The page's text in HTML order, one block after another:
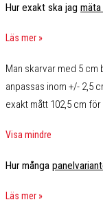
Hur exakt ska jag
Läs mer »
Man skarvar med 5 cm
anpassas inom +/- 2,5
exakt mått 102,5 cm
Visa mindre
Hur många
Läs mer »